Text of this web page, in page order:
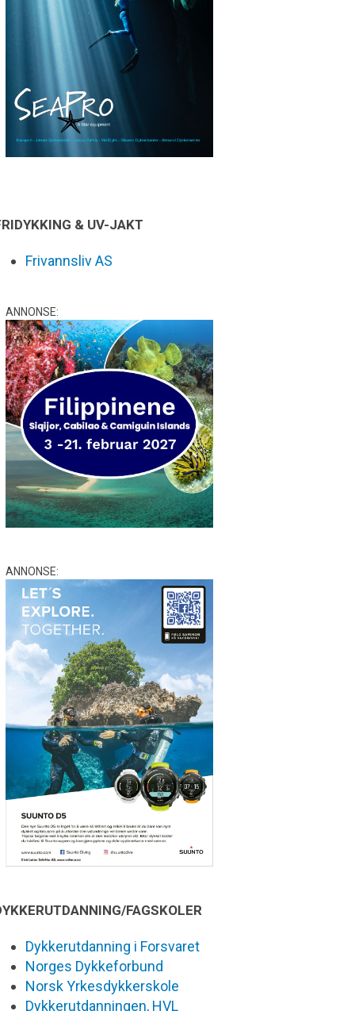
& UV-JAKT
Frivannsliv AS
ANNONSE:
ANNONSE:
FAGSKOLER
Dykkerutdanning i Forsvaret
Norges Dykkeforbund
Norsk Yrkesdykkerskole
Dykkerutdanningen, HVL